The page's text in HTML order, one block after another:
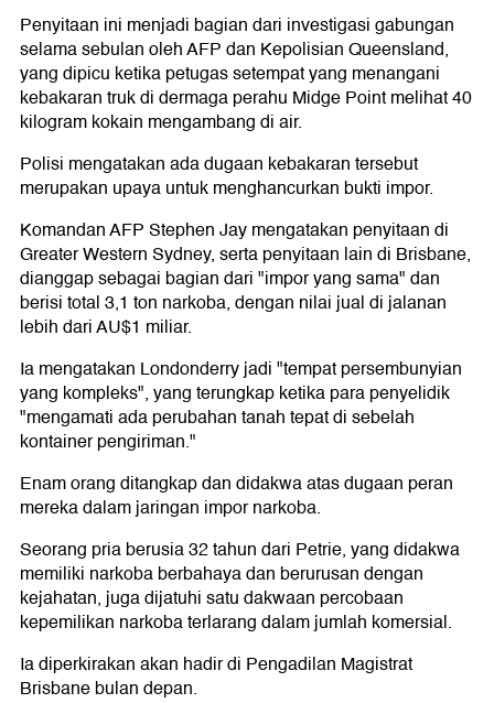
Penyitaan ini menjadi bagian dari investigasi gabungan
selama sebulan oleh AFP dan Kepolisian Queensland,
yang dipicu ketika petugas setempat yang menangani
kebakaran truk di dermaga perahu Midge Point melihat 40
kilogram kokain mengambang di air.
Polisi mengatakan ada dugaan kebakaran tersebut
merupakan upaya untuk menghancurkan bukti impor.
Komandan AFP Stephen Jay mengatakan penyitaan di
Greater Western Sydney, serta penyitaan lain di Brisbane,
dianggap sebagai bagian dari "impor yang sama" dan
berisi total 3,1 ton narkoba, dengan nilai jual di jalanan
lebih dari AU$1 miliar.
Ia mengatakan Londonderry jadi "tempat persembunyian
yang kompleks", yang terungkap ketika para penyelidik
"mengamati ada perubahan tanah tepat di sebelah
kontainer pengiriman."
Enam orang ditangkap dan didakwa atas dugaan peran
mereka dalam jaringan impor narkoba.
Seorang pria berusia 32 tahun dari Petrie, yang didakwa
memiliki narkoba berbahaya dan berurusan dengan
kejahatan, juga dijatuhi satu dakwaan percobaan
kepemilikan narkoba terlarang dalam jumlah komersial.
Ia diperkirakan akan hadir di Pengadilan Magistrat
Brisbane bulan depan.